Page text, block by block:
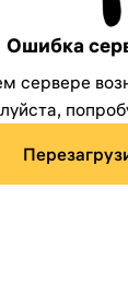
Ошибка
сервере